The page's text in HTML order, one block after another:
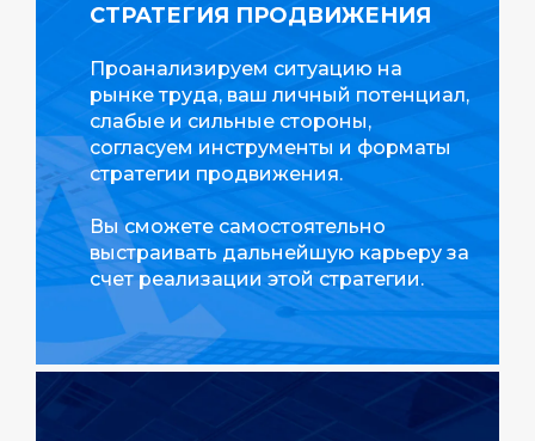
СТРАТЕГИЯ ПРОДВИЖЕНИЯ
Проанализируем ситуацию на
рынке труда, ваш личный потенциал,
слабые и сильные стороны,
согласуем инструменты и форматы
стратегии продвижения.
Вы сможете самостоятельно
выстраивать дальнейшую карьеру за
счет реализации этой стратегии.